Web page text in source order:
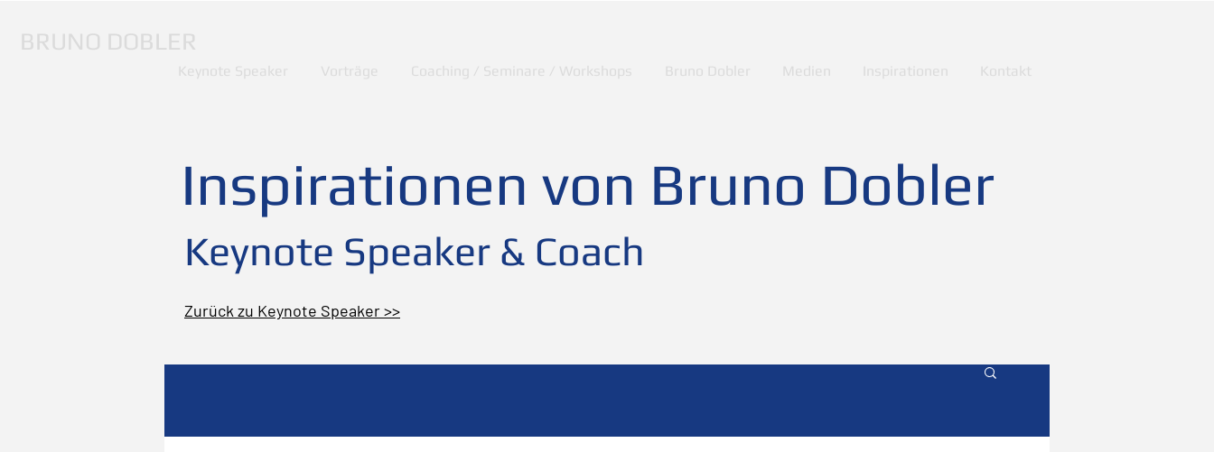
BRUNO DOBLER
Keynote Speaker Vorträge Coaching / Seminare / Workshops Bruno Dobler Medien Inspirationen Kontakt
Inspirationen von Bruno Dobler
Keynote Speaker & Coach
Zurück zu Keynote Speaker >>